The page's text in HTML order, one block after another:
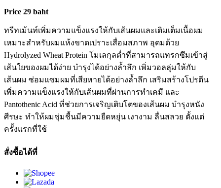
Price 29 baht
ทรีทเม้นท์เพิ่มความแข็งแรงให้กับเส้นผมและเติมเต็มเนื้อผม
เหมาะสำหรับผมแห้งขาดเปราะเสื่อมสภาพ อุดมด้วย
Hydrolyzed Wheat Protein โมเลกุลต่ำที่สามารถแทรกซึมเข้าสู่
เส้นใยของผมได้ง่าย บำรุงได้อย่างล้ำลึก เพิ่มวอลลุ่มให้กับ
เส้นผม ซ่อมแซมผมที่เสียหายได้อย่างล้ำลึก เสริมสร้างโปรตีน
เพิ่มความแข็งแรงให้กับเส้นผมที่ผ่านการทำเคมี และ
Pantothenic Acid ที่ช่วยการเจริญเติบโตของเส้นผม บำรุงหนัง
ศีรษะ ทำให้ผมชุ่มชื้นมีความยืดหยุ่น เงางาม ลื่นสลวย ตั้งแต่
ครั้งแรกที่ใช้
สั่งซื้อได้ที่